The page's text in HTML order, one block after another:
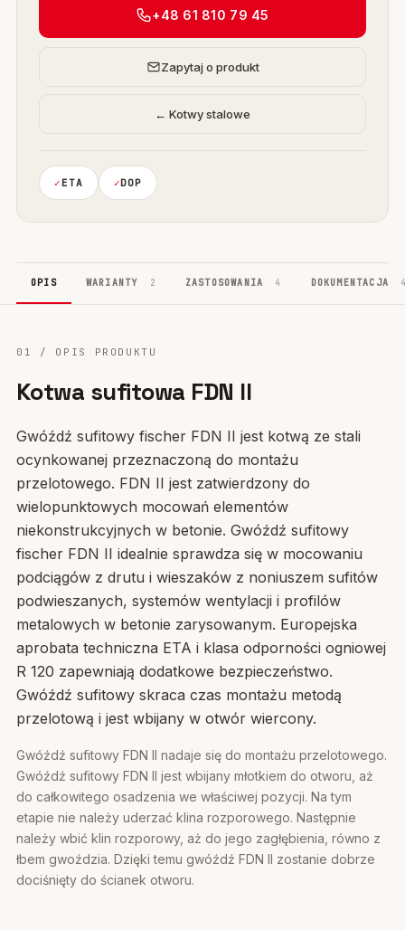
+48 61 810 79 45
Zapytaj o produkt
← Kotwy stalowe
ETA DOP
OPIS WARIANTY 2 ZASTOSOWANIA 4 DOKUMENTACJA
01 / OPIS PRODUKTU
Kotwa sufitowa FDN II
Gwóźdź sufitowy fischer FDN II jest kotwą ze stali
ocynkowanej przeznaczoną do montażu
przelotowego. FDN II jest zatwierdzony do
wielopunktowych mocowań elementów
niekonstrukcyjnych w betonie. Gwóźdź sufitowy
fischer FDN II idealnie sprawdza się w mocowaniu
podciągów z drutu i wieszaków z noniuszem sufitów
podwieszanych, systemów wentylacji i profilów
metalowych w betonie zarysowanym. Europejska
aprobata techniczna ETA i klasa odporności ogniowej
R 120 zapewniają dodatkowe bezpieczeństwo.
Gwóźdź sufitowy skraca czas montażu metodą
przelotową i jest wbijany w otwór wiercony.
Gwóźdź sufitowy FDN II nadaje się do montażu przelotowego.
Gwóźdź sufitowy FDN II jest wbijany młotkiem do otworu, aż
do całkowitego osadzenia we właściwej pozycji. Na tym
etapie nie należy uderzać klina rozporowego. Następnie
należy wbić klin rozporowy, aż do jego zagłębienia, równo z
łbem gwoździa. Dzięki temu gwóźdź FDN II zostanie dobrze
dociśnięty do ścianek otworu.